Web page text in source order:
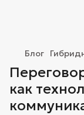
Блог
как